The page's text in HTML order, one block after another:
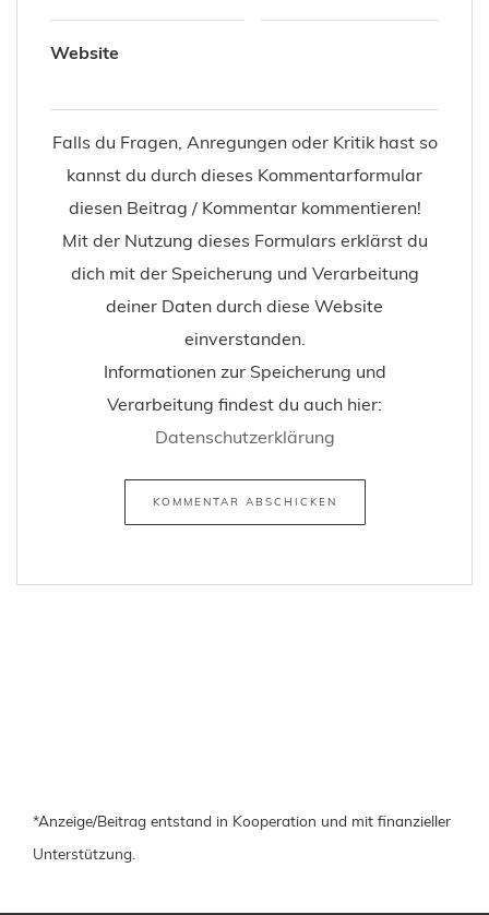
Website
Falls du Fragen, Anregungen oder Kritik hast so
kannst du durch dieses Kommentarformular
diesen Beitrag / Kommentar kommentieren!
Mit der Nutzung dieses Formulars erklärst du
dich mit der Speicherung und Verarbeitung
deiner Daten durch diese Website
einverstanden.
Informationen zur Speicherung und
Verarbeitung findest du auch hier:
Datenschutzerklärung
*Anzeige/Beitrag entstand in Kooperation und mit finanzieller
Unterstützung.